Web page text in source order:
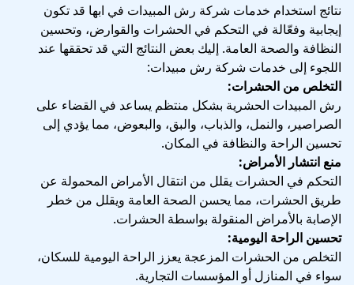
نتائج استخدام خدمات شركة رش المبيدات في ابها قد تكون
إيجابية وفعّالة في التحكم في الحشرات والقوارض، وتحسين
النظافة والصحة العامة. إليك بعض النتائج التي قد تحققها عند
اللجوء إلى خدمات شركة رش مبيدات:
التخلص من الحشرات:
رش المبيدات الحشرية بشكل منتظم يساعد في القضاء على
الصراصير، والنمل، والذباب، والبق، والبعوض، مما يؤدي إلى
تحسين الراحة والنظافة في المكان.
منع انتشار الأمراض:
التحكم في الحشرات يقلل من انتقال الأمراض المحمولة عن
طريق الحشرات، مما يحسن الصحة العامة ويقلل من خطر
الإصابة بالأمراض المنقولة بواسطة الحشرات.
تحسين الراحة اليومية:
التخلص من الحشرات المزعجة يعزز الراحة اليومية للسكان،
سواء في المنازل أو المؤسسات التجارية.